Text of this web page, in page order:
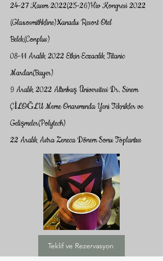
24-27 Kasım 2022(25-26)Hiv Kongresi 2022
(Glaxosmithkline)Xanadu Resort Otel
Belek(Conplus)
08-11 Aralık 2022 Etkin Eczacılık Titanic
Mardan(Bayer)
9 Aralık 2022 Altınbaş Üniversitesi Dr. Sinem
ÇİLOĞLU Meme Onarımında Yeni Teknikler ve
Gelişmeler(Polytech)
22 Aralık Astra Zeneca Dönem Sonu Toplantısı
Teklif ve Rezervasyon